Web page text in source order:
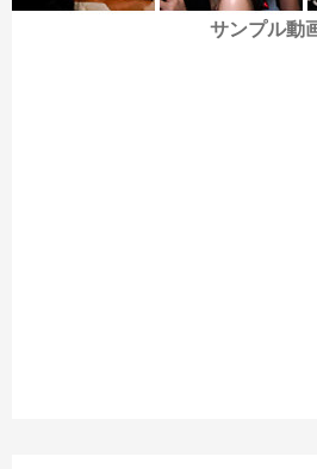
というわけで、彼氏の目の前でDQN
サンプル動